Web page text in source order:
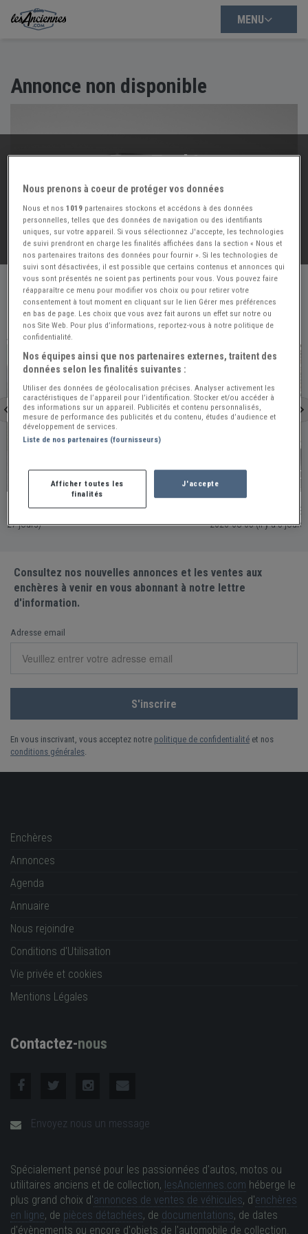
MENU
Annonce non disponible
Trop Tard !
Cette annonce n'est plus disponible :(
VOIR NOS 54420 AUTRES ANNONCES
À VOIR ÉGALEMENT
PRO
Morillon
MG TF - 1954
France - MORILLON / Publiée le 2026-07-14 (Il y a
27 jours)
PRO
Saint-Laurent-
MG TF - 1954
Belgique - SAINT-LAURENT-DU-
2026-08-05 (Il y a 5 jours)
Consultez nos nouvelles annonces et les ventes aux
enchères à venir en vous abonnant à notre lettre
d'information.
Adresse email
En vous inscrivant, vous acceptez notre politique de confidentialité et nos
conditions générales.
Enchères
Annonces
Agenda
Annuaire
Nous rejoindre
Conditions d'Utilisation
Vie privée et cookies
Mentions Légales
Contactez-nous
Envoyez nous un message
Spécialement pensé pour les passionnées d'autos, motos ou
utilitaires anciens et de collection, lesAnciennes.com héberge le
plus grand choix d'annonces de ventes de véhicules, d'enchères
en ligne, de pièces détachées, de documentations, de dates
d'évènements ou encore d'objets de l'automobile de collection.
Nous prenons à coeur de protéger vos données
Nous et nos1019 partenaires stockons et accédons à des données
personnelles, telles que des données de navigation ou des identifiants
uniques, sur votre appareil. Si vous sélectionnez J'accepte, les technologies
de suivi prendront en charge les finalités affichées dans la section « Nous et
nos partenaires traitons des données pour fournir ». Si les technologies de
suivi sont désactivées, il est possible que certains contenus et annonces qui
vous sont présentés ne soient pas pertinents pour vous. Vous pouvez faire
réapparaître ce menu pour modifier vos choix ou pour retirer votre
consentement à tout moment en cliquant sur le lien Gérer mes préférences
en bas de page. Les choix que vous avez fait aurons un effet sur notre ou
nos Site Web. Pour plus d’informations, reportez-vous à notre politique de
confidentialité.
Nos équipes ainsi que nos partenaires externes, traitent des
données selon les finalités suivantes :
Utiliser des données de géolocalisation précises. Analyser activement les
caractéristiques de l’appareil pour l’identification. Stocker et/ou accéder à
des informations sur un appareil. Publicités et contenu personnalisés,
mesure de performance des publicités et du contenu, études d’audience et
développement de services.
Liste de nos partenaires (fournisseurs)
Afficher toutes les
finalités
J'accepte